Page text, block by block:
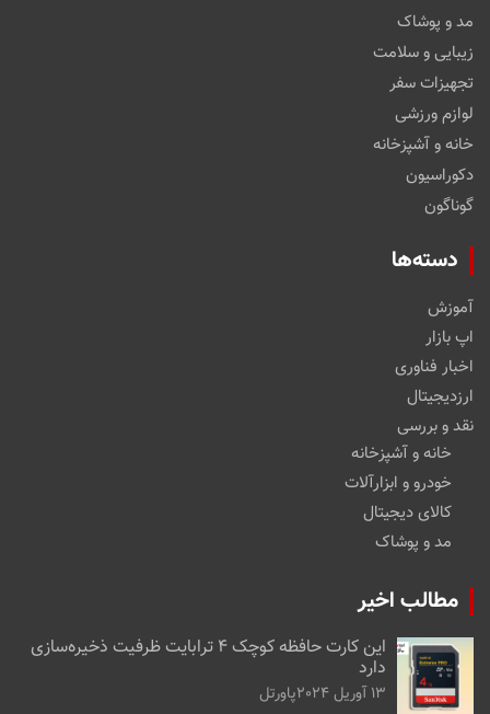
مد و پوشاک
زیبایی و سلامت
تجهیزات سفر
لوازم ورزشی
خانه و آشپزخانه
دکوراسیون
گوناگون
دسته‌ها
آموزش
اپ بازار
اخبار فناوری
ارزدیجیتال
نقد و بررسی
خانه و آشپزخانه
خودرو و ابزارآلات
کالای دیجیتال
مد و پوشاک
مطالب اخیر
این کارت حافظه کوچک ۴ ترابایت ظرفیت ذخیره‌سازی
دارد
13 آوریل 2024 پاورتل